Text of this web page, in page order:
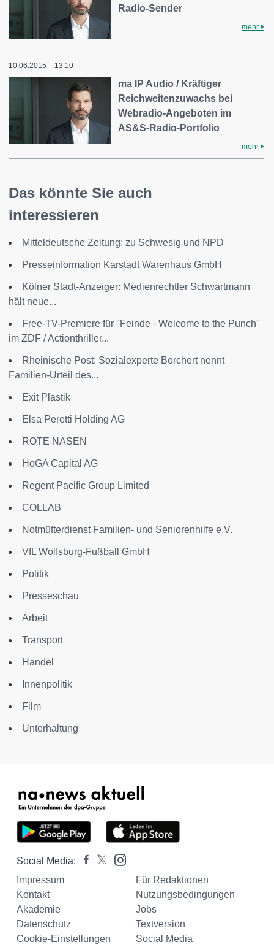
Radio-Sender
mehr
10.06.2015 – 13:10
ma IP Audio / Kräftiger
Reichweitenzuwachs bei
Webradio-Angeboten im
AS&S-Radio-Portfolio
mehr
Das könnte Sie auch
interessieren
Mitteldeutsche Zeitung: zu Schwesig und NPD
Presseinformation Karstadt Warenhaus GmbH
Kölner Stadt-Anzeiger: Medienrechtler Schwartmann
hält neue...
Free-TV-Premiere für "Feinde - Welcome to the Punch"
im ZDF / Actionthriller...
Rheinische Post: Sozialexperte Borchert nennt
Familien-Urteil des...
Exit Plastik
Elsa Peretti Holding AG
ROTE NASEN
HoGA Capital AG
Regent Pacific Group Limited
COLLAB
Notmütterdienst Familien- und Seniorenhilfe e.V.
VfL Wolfsburg-Fußball GmbH
Politik
Presseschau
Arbeit
Transport
Handel
Innenpolitik
Film
Unterhaltung
Social Media:
Impressum
Für Redaktionen
Kontakt
Nutzungsbedingungen
Akademie
Jobs
Datenschutz
Textversion
Cookie-Einstellungen
Social Media